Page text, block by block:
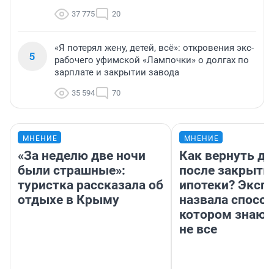
37 775 20
5
«Я потерял жену, детей, всё»: откровения экс-
рабочего уфимской «Лампочки» о долгах по
зарплате и закрытии завода
35 594 70
МНЕНИЕ
«За неделю две ночи
были страшные»:
туристка рассказала об
отдыхе в Крыму
МНЕНИЕ
Как вернуть
после
ипотеки?
назвала
котором
не все